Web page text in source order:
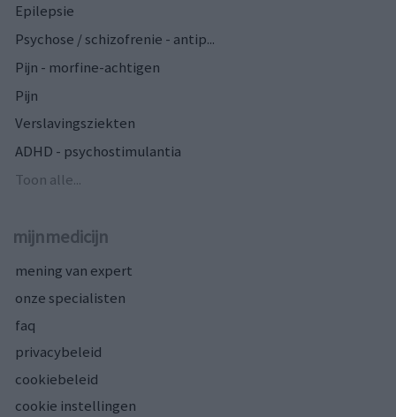
Epilepsie
Psychose / schizofrenie - antip...
Pijn - morfine-achtigen
Pijn
Verslavingsziekten
ADHD - psychostimulantia
Toon alle...
mijnmedicijn
mening van expert
onze specialisten
faq
privacybeleid
cookiebeleid
cookie instellingen